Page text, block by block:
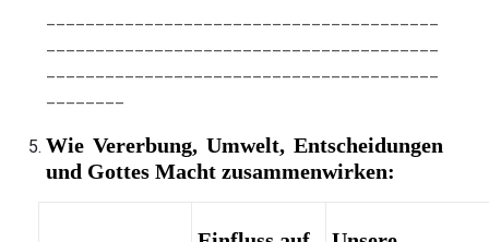
Wie Vererbung, Umwelt, Entscheidungen
und Gottes Macht zusammenwirken: